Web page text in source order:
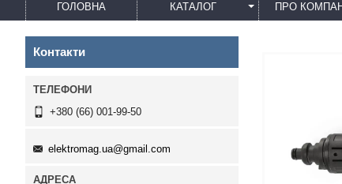
ГОЛОВНА КАТАЛОГ ПРО
Контакти
+380 (66) 001-99-50
elektromag.ua@gmail.com